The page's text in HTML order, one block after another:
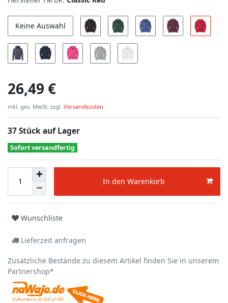
Keine Auswahl
26,49 €
inkl. ges. MwSt. zzgl. Versandkosten
37 Stück auf Lager
Sofort versandfertig
In den Warenkorb
Wunschliste
Lieferzeit anfragen
Zusätzliche Bestände zu diesem Artikel finden Sie in unserem
Partnershop*